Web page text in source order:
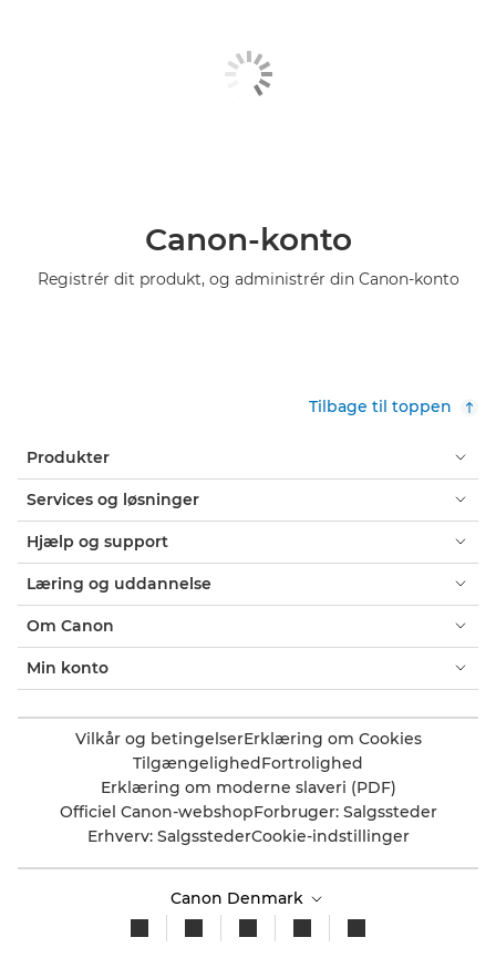
Canon-konto
Registrér dit produkt, og administrér din Canon-konto
Tilbage til toppen
Produkter
Services og løsninger
Hjælp og support
Læring og uddannelse
Om Canon
Min konto
Vilkår og betingelserErklæring om Cookies
TilgængelighedFortrolighed
Erklæring om moderne slaveri (PDF)
Officiel Canon-webshopForbruger: Salgssteder
Erhverv: SalgsstederCookie-indstillinger
Canon Denmark